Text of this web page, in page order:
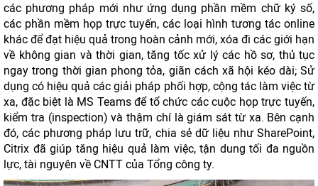
các phương pháp mới như ứng dụng phần mềm chữ ký số,
các phần mềm họp trực tuyến, các loại hình tương tác online
khác để đạt hiệu quả trong hoàn cảnh mới, xóa đi các giới hạn
về không gian và thời gian, tăng tốc xử lý các hồ sơ, thủ tục
ngay trong thời gian phong tỏa, giãn cách xã hội kéo dài; Sử
dụng có hiệu quả các giải pháp phối hợp, cộng tác làm việc từ
xa, đặc biệt là MS Teams để tổ chức các cuộc họp trực tuyến,
kiểm tra (inspection) và thậm chí là giám sát từ xa. Bên cạnh
đó, các phương pháp lưu trữ, chia sẻ dữ liệu như SharePoint,
Citrix đã giúp tăng hiệu quả làm việc, tận dung tối đa nguồn
lực, tài nguyên về CNTT của Tổng công ty.